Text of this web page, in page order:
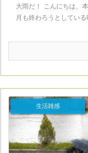
大雨だ！ こんにちは、
月も終わろうとしてい
生活雑感